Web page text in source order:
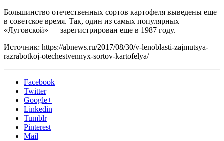
Большинство отечественных сортов картофеля выведены еще
в советское время. Так, один из самых популярных
«Луговской» — зарегистрирован еще в 1987 году.
Источник: https://abnews.ru/2017/08/30/v-lenoblasti-zajmutsya-
razrabotkoj-otechestvennyx-sortov-kartofelya/
Facebook
Twitter
Google+
Linkedin
Tumblr
Pinterest
Mail